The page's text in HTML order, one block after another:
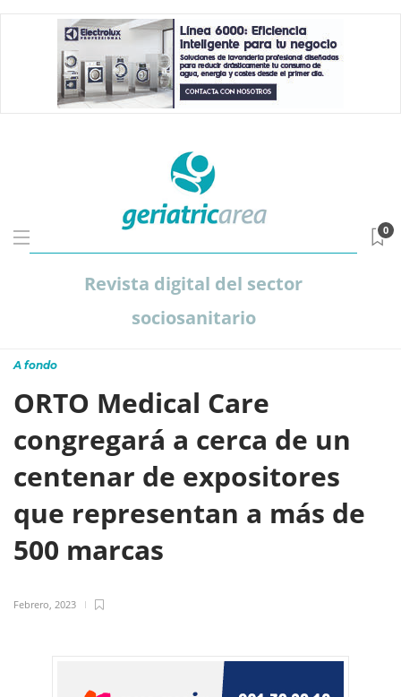
Revista digital del sector
sociosanitario
0
A fondo
ORTO Medical Care
congregará a cerca de un
centenar de expositores
que representan a más de
500 marcas
Febrero, 2023